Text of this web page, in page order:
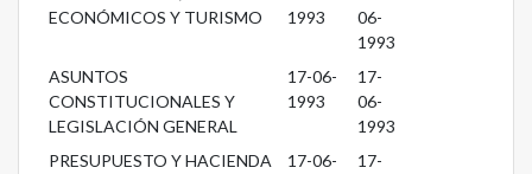
ECONÓMICOS Y TURISMO
1993
06-
1993
ASUNTOS
CONSTITUCIONALES Y
LEGISLACIÓN GENERAL
17-06-
1993
17-
06-
1993
PRESUPUESTO Y HACIENDA
17-06-
17-